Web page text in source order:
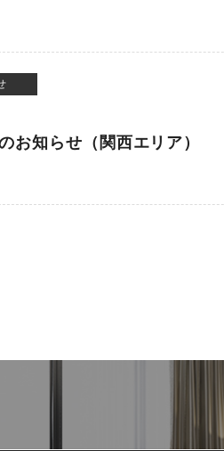
お知らせ（関西エリア）